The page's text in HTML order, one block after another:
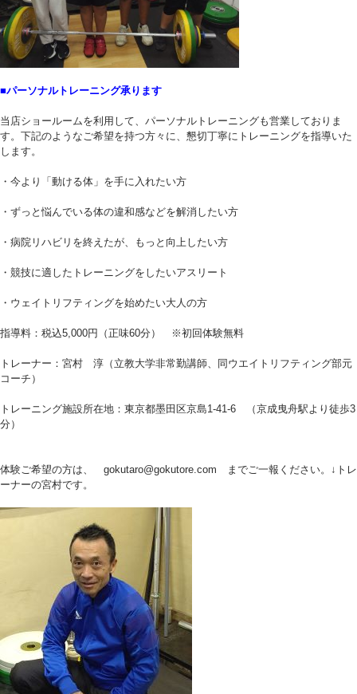
■パーソナルトレーニング承ります
当店ショールームを利用して、パーソナルトレーニングも営業しておりま
す。下記のようなご希望を持つ方々に、懇切丁寧にトレーニングを指導いた
します。
・今より「動ける体」を手に入れたい方
・ずっと悩んでいる体の違和感などを解消したい方
・病院リハビリを終えたが、もっと向上したい方
・競技に適したトレーニングをしたいアスリート
・ウェイトリフティングを始めたい大人の方
指導料：税込5,000円（正味60分） ※初回体験無料
トレーナー：宮村 淳（立教大学非常勤講師、同ウエイトリフティング部元
コーチ）
トレーニング施設所在地：東京都墨田区京島1-41-6 （京成曳舟駅より徒歩3
分）
体験ご希望の方は、 gokutaro@gokutore.com までご一報ください。↓トレ
ーナーの宮村です。